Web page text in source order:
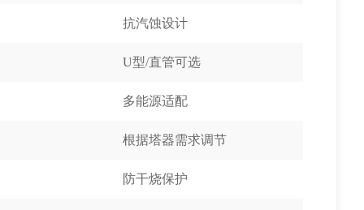
抗汽蚀设计
U型/直管可选
多能源适配
根据塔器需求调节
防干烧保护